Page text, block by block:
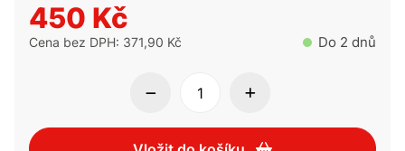
450 Kč
Cena bez DPH: 371,90 Kč Do 2 dnů